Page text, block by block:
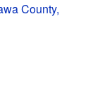
County,